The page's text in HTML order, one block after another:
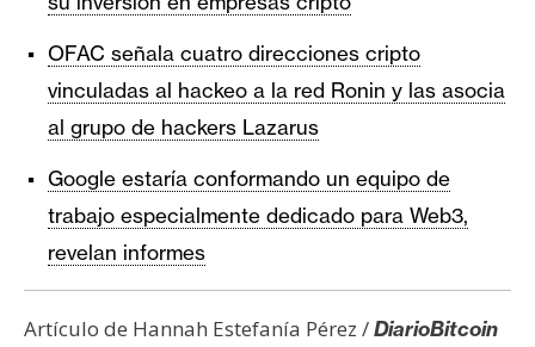
OFAC señala cuatro direcciones cripto
vinculadas al hackeo a la red Ronin y las asocia
al grupo de hackers Lazarus
Google estaría conformando un equipo de
trabajo especialmente dedicado para Web3,
revelan informes
Artículo de Hannah Estefanía Pérez /DiarioBitcoin